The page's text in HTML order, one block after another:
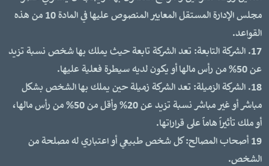
مجلس الإدارة المستقل المعايير المنصوص عليها في المادة 10 من هذه
القواعد.
17. الشركة التابعة: تعد الشركة تابعة حيث يملك بها شخص نسبة تزيد
عن 50% من رأس مالها أو يكون لديه سيطرة فعلية عليها.
18. الشركة الزميلة: تعد الشركة زميلة حين يملك بها الشخص بشكل
مباشر أو غير مباشر نسبة تزيد عن 20% وأقل من 50% من رأس مالها،
أو ملك تأثيراً هاماً على قراراتها.
19 أصحاب المصالح: كل شخص طبيعي أو اعتباري له مصلحة من
الشخص.